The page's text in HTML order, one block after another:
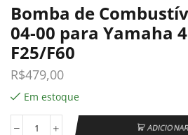
Bomba de
04-00 para Yamaha
F25/F60
R$479,00
Em estoque